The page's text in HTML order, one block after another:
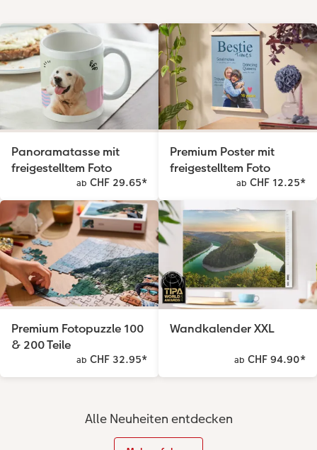
Panoramatasse mit
freigestelltem Foto
ab CHF 29.65*
Premium Poster mit
freigestelltem Foto
ab CHF 12.25*
Premium Fotopuzzle 100
& 200 Teile
ab CHF 32.95*
Wandkalender XXL
ab CHF 94.90*
Alle Neuheiten entdecken